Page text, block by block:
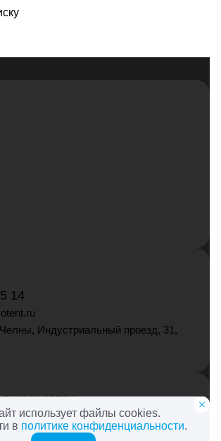
использует файлы cookies.
в политике конфиденциальности.
14
Индустриальный проезд, 31,
сетях